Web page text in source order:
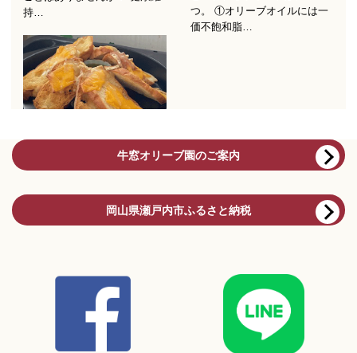
牛窓オリーブ園のご案内
岡山県瀬戸内市ふるさと納税